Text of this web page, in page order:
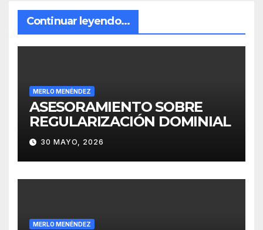
Continuar leyendo...
MERLO MENÉNDEZ
ASESORAMIENTO SOBRE
REGULARIZACIÓN DOMINIAL
30 MAYO, 2026
MERLO MENÉNDEZ